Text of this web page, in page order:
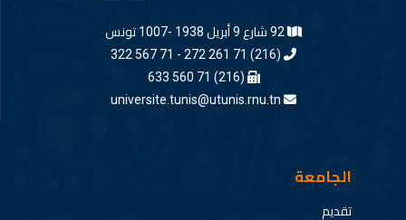
(216) 71 261 272 - 71 567 322
(216) 71 560 633
universite.tunis@utunis.rnu.tn
الجامعة
تقديم